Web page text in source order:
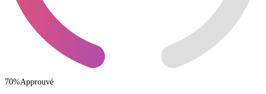
70%Approuvé